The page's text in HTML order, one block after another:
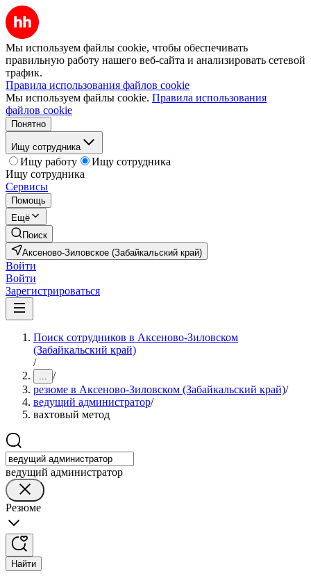
Мы используем файлы cookie, чтобы обеспечивать
правильную работу нашего веб-сайта и анализировать сетевой
трафик.
Правила использования файлов cookie
Мы используем файлы cookie. Правила использования
файлов cookie
Понятно
Ищу сотрудника
Ищу работу
Ищу сотрудника
Ищу сотрудника
Сервисы
Помощь
Ещё
Поиск
Аксеново-Зиловское (Забайкальский край)
Войти
Войти
Зарегистрироваться
Поиск сотрудников в Аксеново-Зиловском
(Забайкальский край)
/
... /
резюме в Аксеново-Зиловском (Забайкальский край)/
ведущий администратор/
вахтовый метод
ведущий администратор
Резюме
Найти